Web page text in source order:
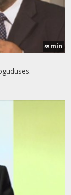
55 min